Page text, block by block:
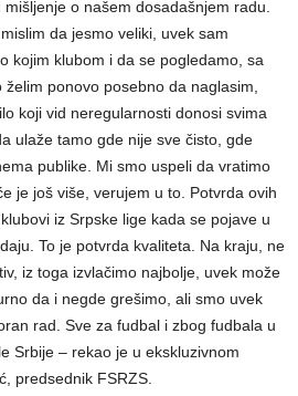
o našem dosadašnjem radu.
da jesmo veliki, uvek sam
kojim klubom i da se pogledamo, sa
ponovo posebno da naglasim,
koji vid neregularnosti donosi svima
ulaže tamo gde nije sve čisto, gde
publike. Mi smo uspeli da vratimo
je još više, verujem u to. Potvrda ovih
iz Srpske lige kada se pojave u
To je potvrda kvaliteta. Na kraju, ne
iz toga izvlačimo najbolje, uvek može
da i negde grešimo, ali smo uvek
rad. Sve za fudbal i zbog fudbala u
Srbije – rekao je u ekskluzivnom
predsednik FSRZS.